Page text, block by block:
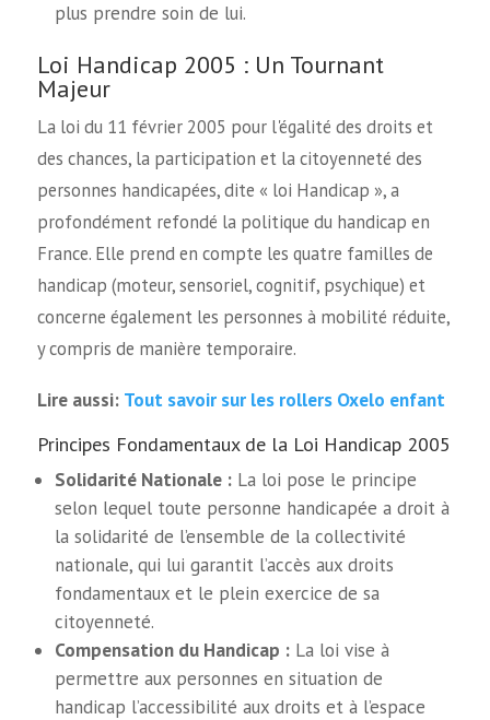
plus prendre soin de lui.
Loi Handicap 2005 : Un Tournant
Majeur
La loi du 11 février 2005 pour l'égalité des droits et
des chances, la participation et la citoyenneté des
personnes handicapées, dite « loi Handicap », a
profondément refondé la politique du handicap en
France. Elle prend en compte les quatre familles de
handicap (moteur, sensoriel, cognitif, psychique) et
concerne également les personnes à mobilité réduite,
y compris de manière temporaire.
Lire aussi: Tout savoir sur les rollers Oxelo enfant
Principes Fondamentaux de la Loi Handicap 2005
Solidarité Nationale : La loi pose le principe
selon lequel toute personne handicapée a droit à
la solidarité de l’ensemble de la collectivité
nationale, qui lui garantit l’accès aux droits
fondamentaux et le plein exercice de sa
citoyenneté.
Compensation du Handicap : La loi vise à
permettre aux personnes en situation de
handicap l’accessibilité aux droits et à l’espace